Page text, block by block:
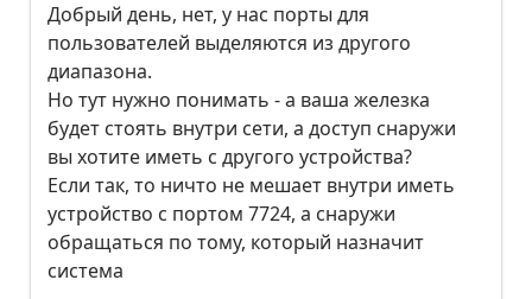
Добрый день, нет, у нас порты для
пользователей выделяются из другого
диапазона.
Но тут нужно понимать - а ваша железка
будет стоять внутри сети, а доступ снаружи
вы хотите иметь с другого устройства?
Если так, то ничто не мешает внутри иметь
устройство с портом 7724, а снаружи
обращаться по тому, который назначит
система